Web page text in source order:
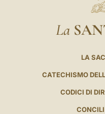
La
LA
CATECHISMO
CODICI DI